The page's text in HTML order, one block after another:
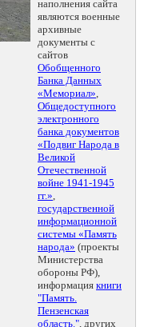
наполнения сайта
являются военные
архивные
документы с
сайтов
Обобщенного
Банка Данных
«Мемориал»,
Общедоступного
электронного
банка документов
«Подвиг Народа в
Великой
Отечественной
войне 1941-1945
гг.»,
государственной
информационной
системы «Память
народа» (проекты
Министерства
обороны РФ),
информация книги
"Память.
Пензенская
область.", других